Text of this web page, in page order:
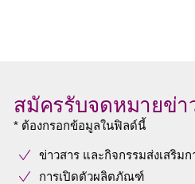
สมัครรับจดหมายข่า
* ต้องกรอกข้อมูลในฟิลด์นี้
ข่าวสาร และกิจกรรมส่งเสริมก
การเปิดตัวผลิตภัณฑ์